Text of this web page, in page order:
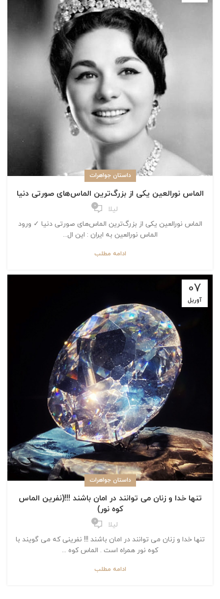
داستان جواهرات
الماس نورالعین یکی از بزرگ‌ترین الماس‌های صورتی دنیا
لیلا 0
الماس نورالعین یکی از بزرگ‌ترین الماس‌های صورتی دنیا ✓ ورود
الماس نورالعین به ایران : این ال...
ادامه مطلب
07
آوریل
داستان جواهرات
تنها خدا و زنان می توانند در امان باشند !!!(نفرین الماس
کوه نور)
لیلا 0
تنها خدا و زنان می توانند در امان باشند !!! نفرینی که می گویند با
کوه نور همراه است . الماس کوه ...
ادامه مطلب